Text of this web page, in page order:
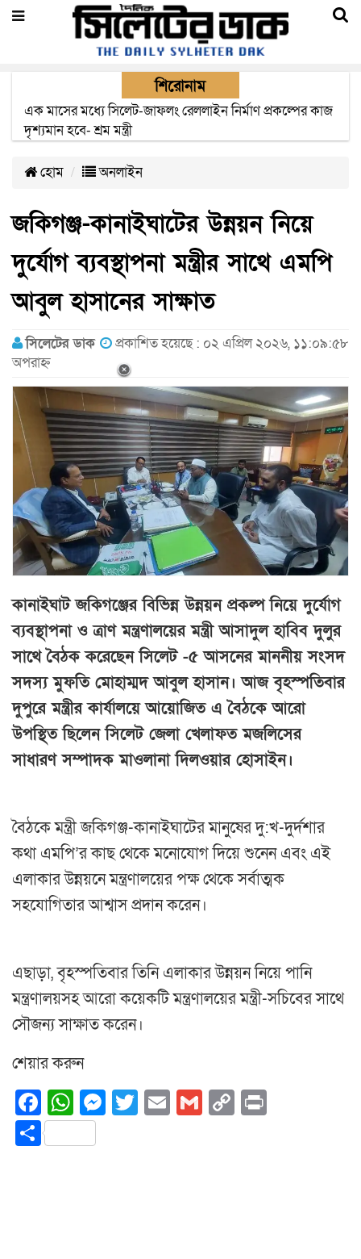
শিরোনাম
সিলেটে সিসিক কর্মকর্তার বিরুদ্ধে অবৈধ ভবন নির্মাণ ও দুর্নীতির
অভিযোগ
হোম অনলাইন
জকিগঞ্জ-কানাইঘাটের উন্নয়ন নিয়ে
দুর্যোগ ব্যবস্থাপনা মন্ত্রীর সাথে এমপি
আবুল হাসানের সাক্ষাত
সিলেটের ডাক
প্রকাশিত হয়েছে : ০২ এপ্রিল ২০২৬, ১১:০৯:৫৮
অপরাহ্ন
কানাইঘাট জকিগঞ্জের বিভিন্ন উন্নয়ন প্রকল্প নিয়ে দুর্যোগ
ব্যবস্থাপনা ও ত্রাণ মন্ত্রণালয়ের মন্ত্রী আসাদুল হাবিব দুলুর
সাথে বৈঠক করেছেন সিলেট -৫ আসনের মাননীয় সংসদ
সদস্য মুফতি মোহাম্মদ আবুল হাসান। আজ বৃহস্পতিবার
দুপুরে মন্ত্রীর কার্যালয়ে আয়োজিত এ বৈঠকে আরো
উপস্থিত ছিলেন সিলেট জেলা খেলাফত মজলিসের
সাধারণ সম্পাদক মাওলানা দিলওয়ার হোসাইন।
বৈঠকে মন্ত্রী জকিগঞ্জ-কানাইঘাটের মানুষের দু:খ-দুর্দশার
কথা এমপি’র কাছ থেকে মনোযোগ দিয়ে শুনেন এবং এই
এলাকার উন্নয়নে মন্ত্রণালয়ের পক্ষ থেকে সর্বাত্মক
সহযোগিতার আশ্বাস প্রদান করেন।
এছাড়া, বৃহস্পতিবার তিনি এলাকার উন্নয়ন নিয়ে পানি
মন্ত্রণালয়সহ আরো কয়েকটি মন্ত্রণালয়ের মন্ত্রী-সচিবের সাথে
সৌজন্য সাক্ষাত করেন।
শেয়ার করুন
Facebook
WhatsApp
Messenger
Twitter
EmailGmail
Copy
Share